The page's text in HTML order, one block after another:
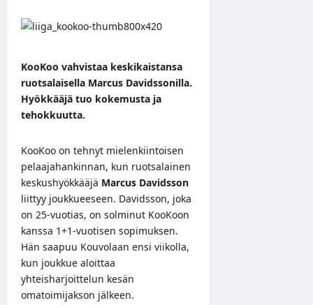
KooKoo vahvistaa keskikaistansa
ruotsalaisella Marcus Davidssonilla.
Hyökkääjä tuo kokemusta ja
tehokkuutta.
KooKoo on tehnyt mielenkiintoisen
pelaajahankinnan, kun ruotsalainen
keskushyökkääjä Marcus Davidsson
liittyy joukkueeseen. Davidsson, joka
on 25-vuotias, on solminut KooKoon
kanssa 1+1-vuotisen sopimuksen.
Hän saapuu Kouvolaan ensi viikolla,
kun joukkue aloittaa
yhteisharjoittelun kesän
omatoimijakson jälkeen.